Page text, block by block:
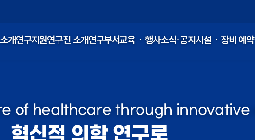
소개연구지원연구진 소개연구부서교육ㆍ행사소식·공지시설ㆍ장비 예약